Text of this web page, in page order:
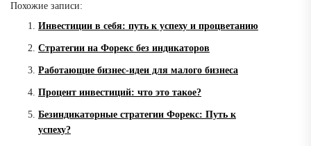
Похожие записи:
Инвестиции в себя: путь к успеху и процветанию
Стратегии на Форекс без индикаторов
Работающие бизнес-идеи для малого бизнеса
Процент инвестиций: что это такое?
Безиндикаторные стратегии Форекс: Путь к
успеху?